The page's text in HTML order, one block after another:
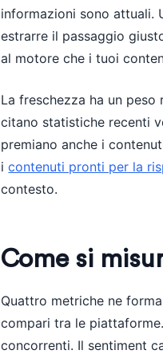
informazioni sono attuali.
estrarre il passaggio
al motore che i tuoi
La freschezza ha un
citano statistiche recenti
premiano anche i
icontenuti pronti per la
contesto.
Come si
Quattro metriche ne
compari tra le
concorrenti. Il sentiment